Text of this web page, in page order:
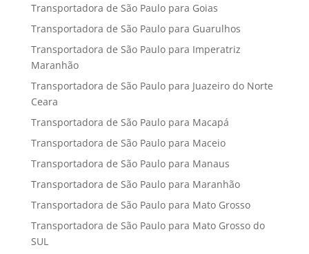
Transportadora de São Paulo para Goias
Transportadora de São Paulo para Guarulhos
Transportadora de São Paulo para Imperatriz
Maranhão
Transportadora de São Paulo para Juazeiro do Norte
Ceara
Transportadora de São Paulo para Macapá
Transportadora de São Paulo para Maceio
Transportadora de São Paulo para Manaus
Transportadora de São Paulo para Maranhão
Transportadora de São Paulo para Mato Grosso
Transportadora de São Paulo para Mato Grosso do
SUL